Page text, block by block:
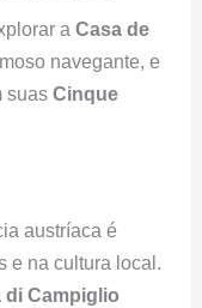
aCasa de
navegante, e
suasCinque
austríaca é
e na cultura local.
di Campiglio